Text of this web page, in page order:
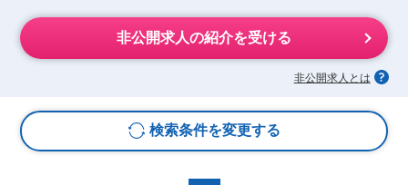
非公開求人の紹介を受ける
非公開求人とは
検索条件を変更する